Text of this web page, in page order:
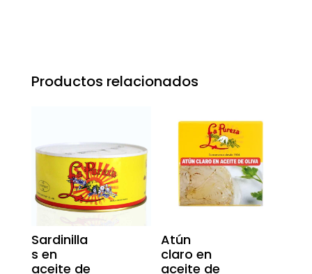
Productos relacionados
Sardinilla
s en
aceite de
Atún
claro en
aceite de